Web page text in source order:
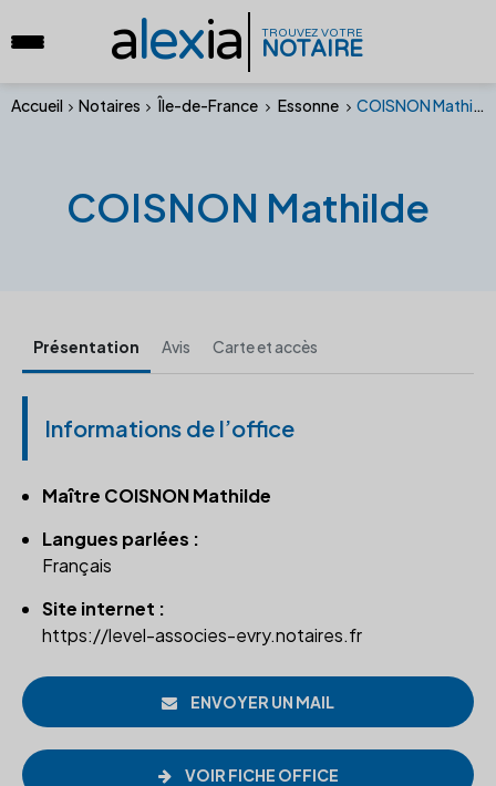
alexia TROUVEZ VOTRE
NOTAIRE
Accueil Notaires Île-de-France Essonne COISNON Mathilde
COISNON Mathilde
Présentation Avis Carte et accès
Informations de l’office
Maître COISNON Mathilde
Langues parlées :
Français
Site internet :
https://level-associes-evry.notaires.fr
ENVOYER UN MAIL
VOIR FICHE OFFICE